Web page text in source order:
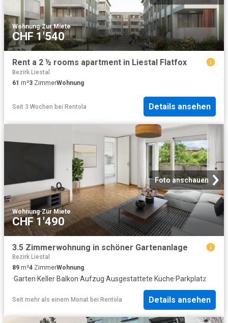
Wohnung·Zur Miete
CHF 1'540
Rent a 2 ½ rooms apartment in Liestal Flatfox
Bezirk Liestal
61 m²3 ZimmerWohnung
Seit 3 Wochen bei Rentola Details ansehen
Foto anschauen
Wohnung·Zur Miete
CHF 1'490
3.5 Zimmerwohnung in schöner Gartenanlage
Bezirk Liestal
89 m²4 ZimmerWohnung
·Garten·Keller·Balkon·Aufzug·Ausgestattete Küche·Parkplatz
Seit mehr als einem Monat bei Rentola Details ansehen